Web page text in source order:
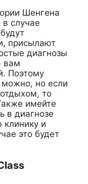
Шенгена
случае
присылают
диагнозы
вам
Поэтому
можно, но если
то
имейте
в диагнозе
клинику и
это будет